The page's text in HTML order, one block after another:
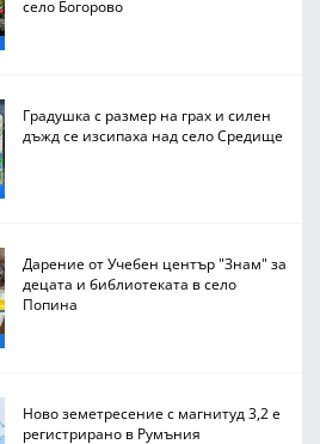
село Богорово
Градушка с размер на грах и силен
дъжд се изсипаха над село Средище
Дарение от Учебен център "Знам" за
децата и библиотеката в село
Попина
Ново земетресение с магнитуд 3,2 е
регистрирано в Румъния